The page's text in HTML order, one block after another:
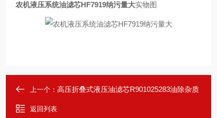
农机液压系统油滤芯HF7919纳污量大实物图
上一个： 高压折叠式液压油滤芯R901025283油除杂质
返回列表